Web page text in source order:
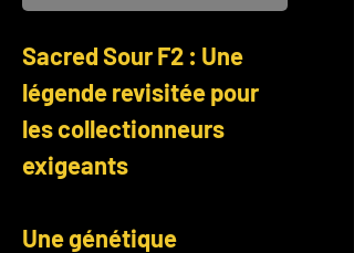
Sacred Sour F2 : Une
légende revisitée pour
les collectionneurs
exigeants
Une génétique